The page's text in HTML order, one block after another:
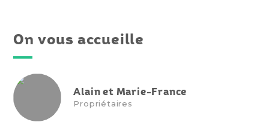
On vous accueille
Alain et Marie-France
Propriétaires